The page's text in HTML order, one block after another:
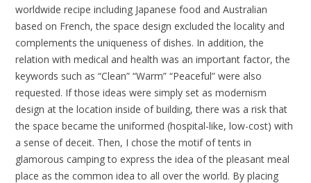
worldwide recipe including Japanese food and Australian
based on French, the space design excluded the locality and
complements the uniqueness of dishes. In addition, the
relation with medical and health was an important factor, the
keywords such as “Clean” “Warm” “Peaceful” were also
requested. If those ideas were simply set as modernism
design at the location inside of building, there was a risk that
the space became the uniformed (hospital-like, low-cost) with
a sense of deceit. Then, I chose the motif of tents in
glamorous camping to express the idea of the pleasant meal
place as the common idea to all over the world. By placing